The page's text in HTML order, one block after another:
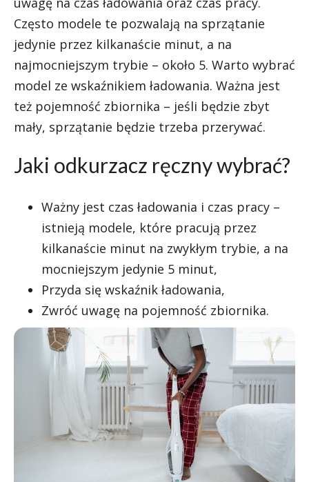
Często modele te pozwalają na sprzątanie
jedynie przez kilkanaście minut, a na
najmocniejszym trybie – około 5. Warto wybrać
model ze wskaźnikiem ładowania. Ważna jest
też pojemność zbiornika – jeśli będzie zbyt
mały, sprzątanie będzie trzeba przerywać.
Jaki odkurzacz ręczny wybrać?
Ważny jest czas ładowania i czas pracy –
istnieją modele, które pracują przez
kilkanaście minut na zwykłym trybie, a na
mocniejszym jedynie 5 minut,
Przyda się wskaźnik ładowania,
Zwróć uwagę na pojemność zbiornika.